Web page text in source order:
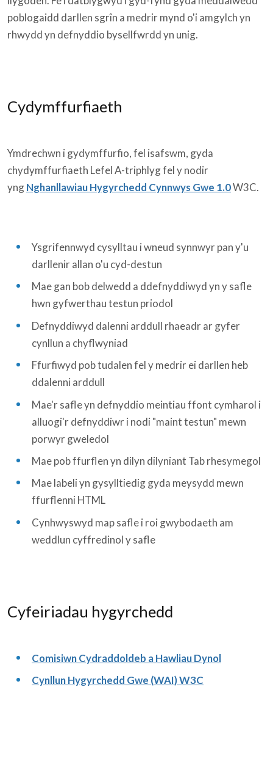
poblogaidd darllen sgrîn a medrir mynd o'i amgylch yn
rhwydd yn defnyddio bysellfwrdd yn unig.
Cydymffurfiaeth
Ymdrechwn i gydymffurfio, fel isafswm, gyda
chydymffurfiaeth Lefel A-triphlyg fel y nodir
yngNghanllawiau Hygyrchedd Cynnwys Gwe 1.0W3C.
Ysgrifennwyd cysylltau i wneud synnwyr pan y'u
darllenir allan o'u cyd-destun
Mae gan bob delwedd a ddefnyddiwyd yn y safle
hwn gyfwerthau testun priodol
Defnyddiwyd dalenni arddull rhaeadr ar gyfer
cynllun a chyflwyniad
Ffurfiwyd pob tudalen fel y medrir ei darllen heb
ddalenni arddull
Mae'r safle yn defnyddio meintiau ffont cymharol i
alluogi'r defnyddiwr i nodi "maint testun" mewn
porwyr gweledol
Mae pob ffurflen yn dilyn dilyniant Tab rhesymegol
Mae labeli yn gysylltiedig gyda meysydd mewn
ffurflenni HTML
Cynhwyswyd map safle i roi gwybodaeth am
weddlun cyffredinol y safle
Cyfeiriadau hygyrchedd
Comisiwn Cydraddoldeb a Hawliau Dynol
Cynllun Hygyrchedd Gwe (WAI) W3C